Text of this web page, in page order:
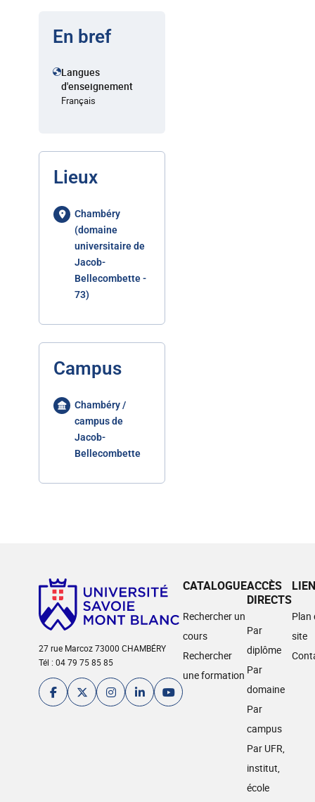
En bref
Langues
d'enseignement
Français
Lieux
Chambéry
(domaine
universitaire de
Jacob-
Bellecombette -
73)
Campus
Chambéry /
campus de
Jacob-
Bellecombette
27 rue Marcoz 73000 CHAMBÉRY
Tél : 04 79 75 85 85
CATALOGUE
Rechercher un
cours
Rechercher
une formation
ACCÈS
DIRECTS
Par
diplôme
Par
domaine
Par
campus
Par UFR,
institut,
école
Plan
site